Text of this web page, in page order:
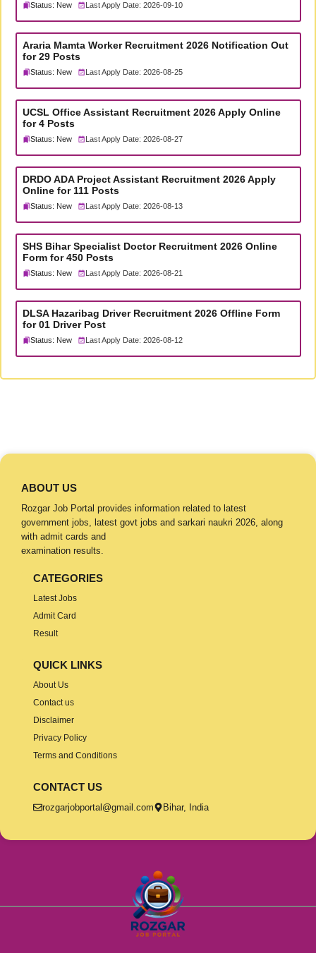
Status: New Last Apply Date: 2026-09-10
Araria Mamta Worker Recruitment 2026 Notification Out
for 29 Posts
Status: New Last Apply Date: 2026-08-25
UCSL Office Assistant Recruitment 2026 Apply Online
for 4 Posts
Status: New Last Apply Date: 2026-08-27
DRDO ADA Project Assistant Recruitment 2026 Apply
Online for 111 Posts
Status: New Last Apply Date: 2026-08-13
SHS Bihar Specialist Doctor Recruitment 2026 Online
Form for 450 Posts
Status: New Last Apply Date: 2026-08-21
DLSA Hazaribag Driver Recruitment 2026 Offline Form
for 01 Driver Post
Status: New Last Apply Date: 2026-08-12
ABOUT US
Rozgar Job Portal provides information related to latest
government jobs, latest govt jobs and sarkari naukri 2026, along
with admit cards and
examination results.
CATEGORIES
Latest Jobs
Admit Card
Result
QUICK LINKS
About Us
Contact us
Disclaimer
Privacy Policy
Terms and Conditions
CONTACT US
rozgarjobportal@gmail.com Bihar, India